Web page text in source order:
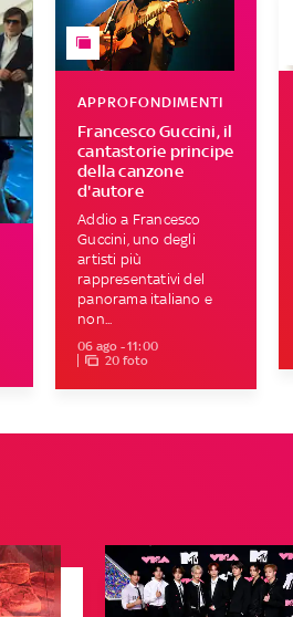
Francesco Guccini, il
cantastorie principe
della canzone
d'autore
APPROFONDIMENTI
Addio a Francesco
Guccini, uno degli
artisti più
rappresentativi del
panorama italiano e
non...
06 ago - 11:00
20 foto